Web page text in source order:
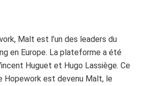
Malt est l’un des leaders du
en Europe. La plateforme a été
Huguet et Hugo Lassiège. Ce
Hopework est devenu Malt, le